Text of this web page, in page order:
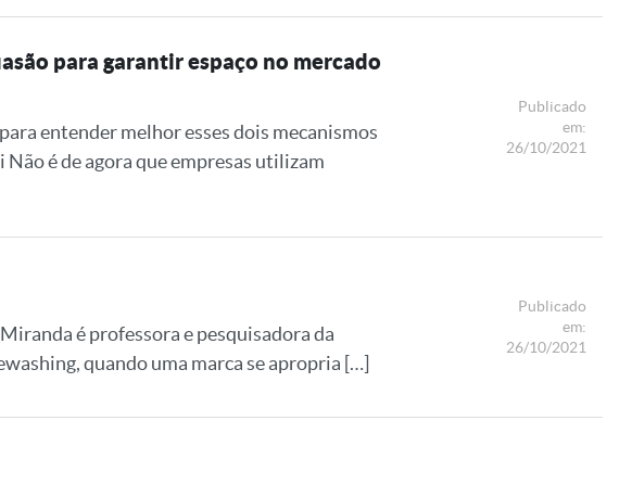
para garantir espaço no mercado
entender melhor esses dois mecanismos
é de agora que empresas utilizam
Publicado
em:
26/10/2021
é professora e pesquisadora da
quando uma marca se apropria […]
Publicado
em:
26/10/2021